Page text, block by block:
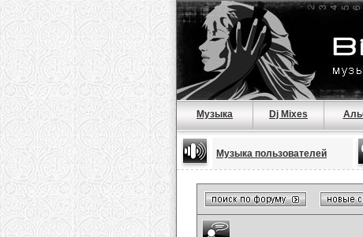
Музыка Dj Mixes
Музыка пользователей